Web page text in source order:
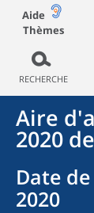
Aide
Thèmes
RECHERCHE
Aire
2020 de
Date
2020